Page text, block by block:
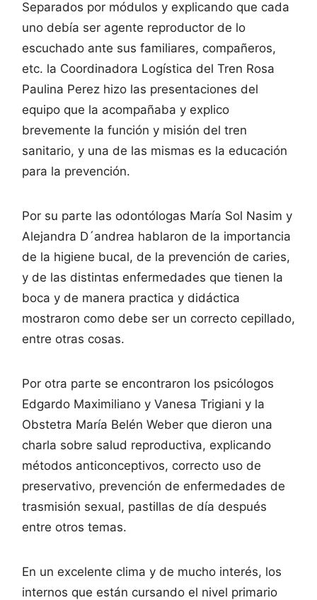
Separados por módulos y explicando que cada
uno debía ser agente reproductor de lo
escuchado ante sus familiares, compañeros,
etc. la Coordinadora Logística del Tren Rosa
Paulina Perez hizo las presentaciones del
equipo que la acompañaba y explico
brevemente la función y misión del tren
sanitario, y una de las mismas es la educación
para la prevención.
Por su parte las odontólogas María Sol Nasim y
Alejandra D´andrea hablaron de la importancia
de la higiene bucal, de la prevención de caries,
y de las distintas enfermedades que tienen la
boca y de manera practica y didáctica
mostraron como debe ser un correcto cepillado,
entre otras cosas.
Por otra parte se encontraron los psicólogos
Edgardo Maximiliano y Vanesa Trigiani y la
Obstetra María Belén Weber que dieron una
charla sobre salud reproductiva, explicando
métodos anticonceptivos, correcto uso de
preservativo, prevención de enfermedades de
trasmisión sexual, pastillas de día después
entre otros temas.
En un excelente clima y de mucho interés, los
internos que están cursando el nivel primario